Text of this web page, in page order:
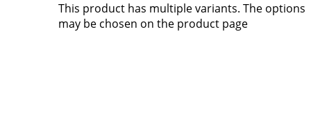
This product has multiple variants. The options
may be chosen on the product page